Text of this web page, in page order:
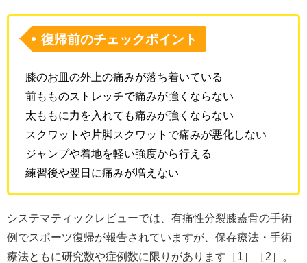
復帰前のチェックポイント
膝のお皿の外上の痛みが落ち着いている
前もものストレッチで痛みが強くならない
太ももに力を入れても痛みが強くならない
スクワットや片脚スクワットで痛みが悪化しない
ジャンプや着地を軽い強度から行える
練習後や翌日に痛みが増えない
システマティックレビューでは、有痛性分裂膝蓋骨の手術
例でスポーツ復帰が報告されていますが、保存療法・手術
療法ともに研究数や症例数に限りがあります［1］［2］。